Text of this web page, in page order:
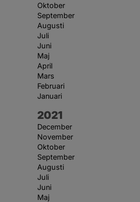
Oktober
September
Augusti
Juli
Juni
Maj
April
Mars
Februari
Januari
År:
2021
December
November
Oktober
September
Augusti
Juli
Juni
Maj